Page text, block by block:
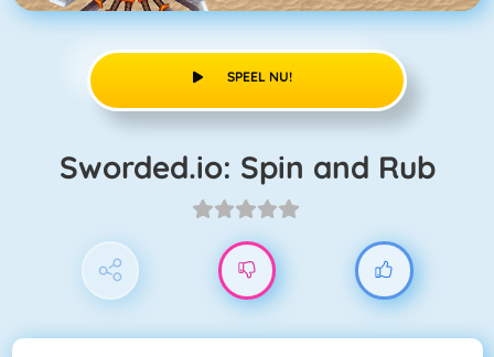
SPEEL NU!
Sworded.io: Spin and Rub